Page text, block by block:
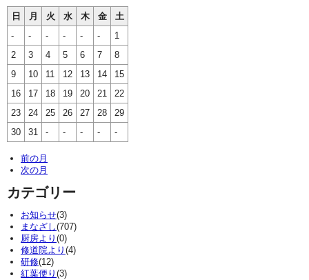
日 月 火 水 木 金
土
-
- - - - -
1
2
3 4 5 6 7
8
9
10 11 12 13 14
15
16
17 18 19 20 21
22
23
24 25 26 27 28
29
30
31 - - - - -
前の月
次の月
カテゴリー
お知らせ(3)
まなざし(707)
厨房より (0)
修道院より (4)
研修(12)
紅葉便り (3)